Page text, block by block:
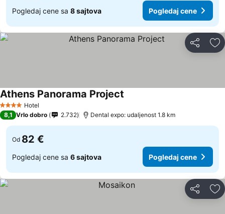
Pogledaj cene sa 8 sajtova Pogledaj cene
Deli
4 ZvezdiceHotel
Athens Panorama Project
8,1 Vrlo dobro 2.732 Dental expo: udaljenost 1.8 km
Od 82 €
Pogledaj cene sa 6 sajtova Pogledaj cene
Deli